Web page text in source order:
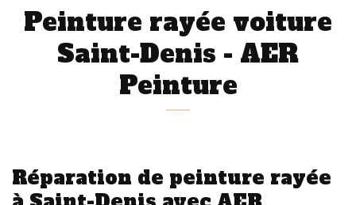
Peinture rayée voiture
Saint-Denis - AER
Peinture
Réparation de peinture rayée